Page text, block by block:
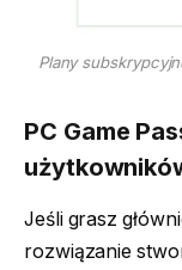
Plany
PC Game
Jeśli grasz
rozwiązanie